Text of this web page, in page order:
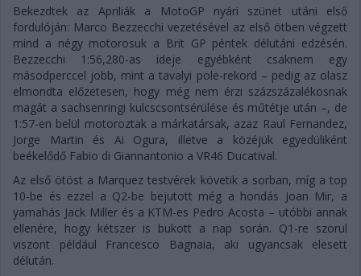
Bekezdtek az Apriliák a MotoGP nyári szünet utáni első
fordulóján: Marco Bezzecchi vezetésével az első ötben végzett
mind a négy motorosuk a Brit GP péntek délutáni edzésén.
Bezzecchi 1:56,280-as ideje egyébként csaknem egy
másodperccel jobb, mint a tavalyi pole-rekord – pedig az olasz
elmondta előzetesen, hogy még nem érzi százszázalékosnak
magát a sachsenringi kulcscsontsérülése és műtétje után –, de
1:57-en belül motoroztak a márkatársak, azaz Raul Fernandez,
Jorge Martin és Ai Ogura, illetve a közéjük egyedüliként
beékelődő Fabio di Giannantonio a VR46 Ducatival.
Az első ötöst a Marquez testvérek követik a sorban, míg a top
10-be és ezzel a Q2-be bejutott még a hondás Joan Mir, a
yamahás Jack Miller és a KTM-es Pedro Acosta – utóbbi annak
ellenére, hogy kétszer is bukott a nap során. Q1-re szorul
viszont például Francesco Bagnaia, aki ugyancsak elesett
délután.